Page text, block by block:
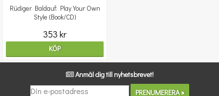
Rüdiger Baldauf: Play Your Own
Style (Book/CD)
353 kr
KÖP
Anmäl dig till nyhetsbrevet!